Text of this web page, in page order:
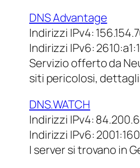
DNS Advantage
Indirizzi IPv4:
Indirizzi IPv6:
Servizio offerto da
siti pericolosi,
DNS.WATCH
Indirizzi IPv4:
Indirizzi IPv6:
I server si trovano in